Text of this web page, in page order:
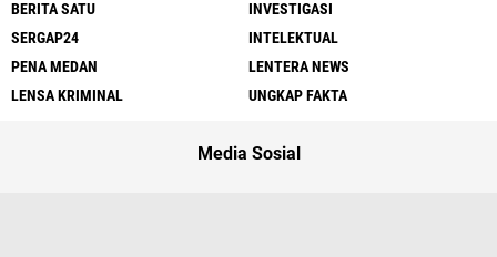
BERITA SATU
INVESTIGASI
SERGAP24
INTELEKTUAL
PENA MEDAN
LENTERA NEWS
LENSA KRIMINAL
UNGKAP FAKTA
Media Sosial